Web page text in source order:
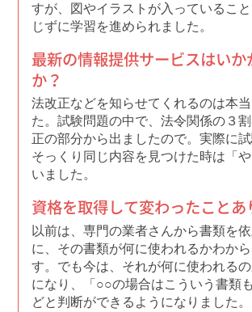
すが、図やイラストが入っているこ
じずに学習を進められました。
最新の情報提供サービスはいか
か？
法改正などを知らせてくれるのは本
た。試験問題の中で、法令関係の３
正の部分から出ましたので。実際に
そっくり同じ内容を見つけた時は「
いました。
資格を取得して変わったことあ
以前は、専門の業者さんから書類を
に、その書類が何に使われるかわか
す。でも今は、それが何に使われる
になり、「○○の場合はこういう書類
どと判断ができるようになりました。